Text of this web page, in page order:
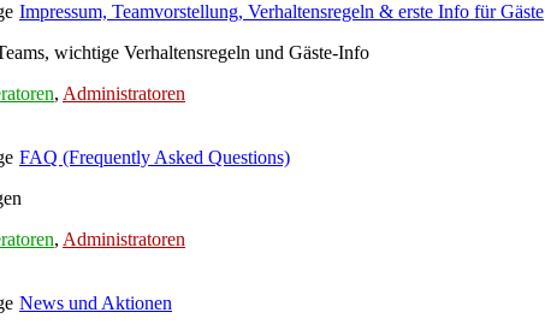
Impressum, Teamvorstellung, Verhaltensregeln & erste Info für Gäste
wichtige Verhaltensregeln und Gäste-Info
, Administratoren
FAQ (Frequently Asked Questions)
, Administratoren
News und Aktionen